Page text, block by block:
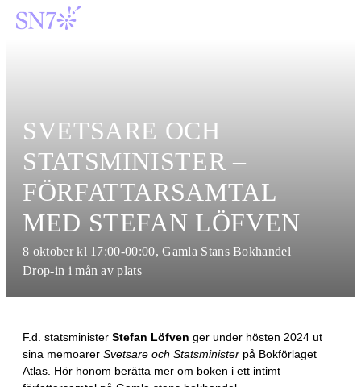
SVETSARE OCH
STATSMINISTER –
FÖRFATTARSAMTAL
MED STEFAN LÖFVEN
8 oktober kl 17:00-00:00, Gamla Stans Bokhandel
Drop-in i mån av plats
F.d. statsminister Stefan Löfven ger under hösten 2024 ut
sina memoarer Svetsare och Statsminister på Bokförlaget
Atlas. Hör honom berätta mer om boken i ett intimt